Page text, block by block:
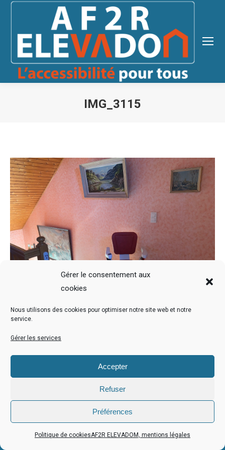
Gérer le consentement aux
cookies
Nous utilisons des cookies pour optimiser notre site web et notre
service.
Gérer les services
Accepter
Refuser
Préférences
Politique de cookiesAF2R ELEVADOM, mentions légales
IMG_3115
| Copyright ©2021 AF2R ELEVADOM |